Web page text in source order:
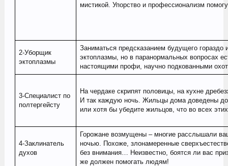
мистикой. Упорство и профессионализм
2-Уборщик
эктоплазмы
Заниматься предсказанием будущего гораздо
эктоплазмы, но в паранормальных вопросах
настоящими профи, научно подкованными
3-Специалист по
полтергейсту
На чердаке скрипят половицы, на кухне
И так каждую ночь. Жильцы дома доведены до
или хотя бы убедите жильцов, что во всех
4-Заклинатель
духов
Горожане возмущены – многие расслышали
ночью. Похоже, злонамеренные
без внимания… Неизвестно, боятся ли вас
же должен помогать людям!